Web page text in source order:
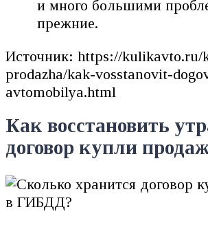
и много большими
прежние.
Источник: https://kulikavto.ru/
prodazha/kak-vosstanovit-
avtomobilya.html
Как восстановить
договор купли